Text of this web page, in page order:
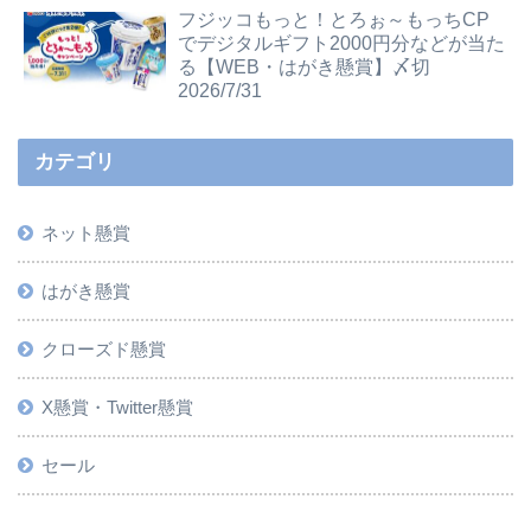
フジッコもっと！とろぉ～もっちCP
でデジタルギフト2000円分などが当た
る【WEB・はがき懸賞】〆切
2026/7/31
カテゴリ
ネット懸賞
はがき懸賞
クローズド懸賞
X懸賞・Twitter懸賞
セール